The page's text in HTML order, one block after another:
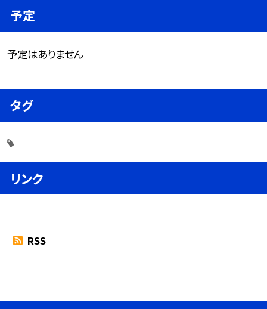
予定
予定はありません
タグ
リンク
RSS